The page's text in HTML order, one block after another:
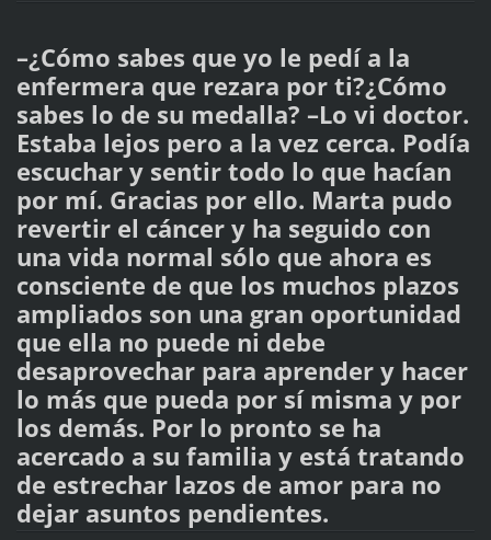
–¿Cómo sabes que yo le pedí a la
enfermera que rezara por ti?¿Cómo
sabes lo de su medalla? –Lo vi doctor.
Estaba lejos pero a la vez cerca. Podía
escuchar y sentir todo lo que hacían
por mí. Gracias por ello. Marta pudo
revertir el cáncer y ha seguido con
una vida normal sólo que ahora es
consciente de que los muchos plazos
ampliados son una gran oportunidad
que ella no puede ni debe
desaprovechar para aprender y hacer
lo más que pueda por sí misma y por
los demás. Por lo pronto se ha
acercado a su familia y está tratando
de estrechar lazos de amor para no
dejar asuntos pendientes.